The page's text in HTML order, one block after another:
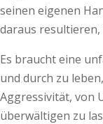
seinen eigenen
daraus resultieren,
Es braucht eine
und durch zu
Aggressivität, von
überwältigen zu